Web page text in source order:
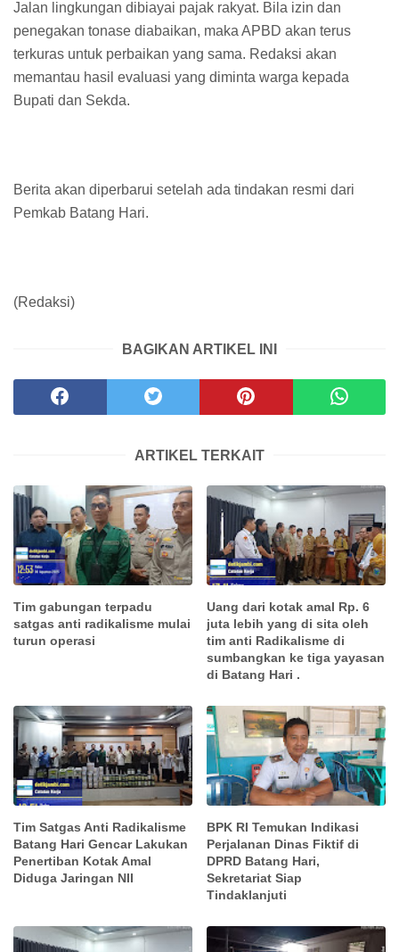
Jalan lingkungan dibiayai pajak rakyat. Bila izin dan
penegakan tonase diabaikan, maka APBD akan terus
terkuras untuk perbaikan yang sama. Redaksi akan
memantau hasil evaluasi yang diminta warga kepada
Bupati dan Sekda.
Berita akan diperbarui setelah ada tindakan resmi dari
Pemkab Batang Hari.
(Redaksi)
BAGIKAN ARTIKEL INI
ARTIKEL TERKAIT
Tim gabungan terpadu
satgas anti radikalisme mulai
turun operasi
Uang dari kotak amal Rp. 6
juta lebih yang di sita oleh
tim anti Radikalisme di
sumbangkan ke tiga yayasan
di Batang Hari .
Tim Satgas Anti Radikalisme
Batang Hari Gencar Lakukan
Penertiban Kotak Amal
Diduga Jaringan NII
BPK RI Temukan Indikasi
Perjalanan Dinas Fiktif di
DPRD Batang Hari,
Sekretariat Siap
Tindaklanjuti